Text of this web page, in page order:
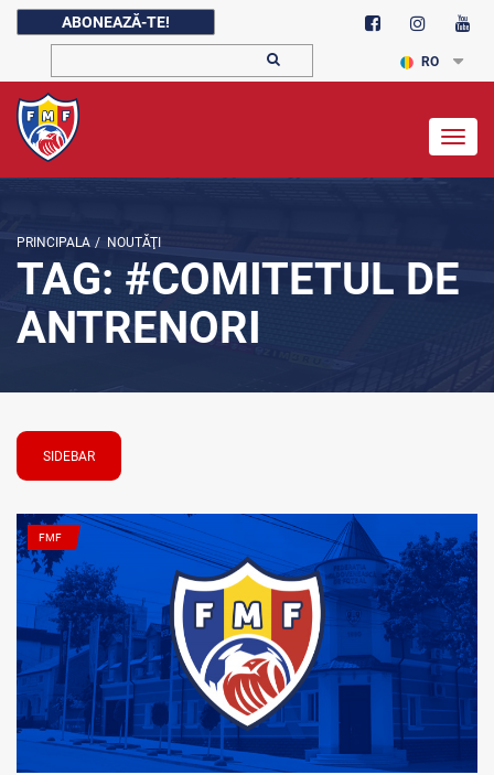
ABONEAZĂ-TE!
RO
PRINCIPALA / NOUTĂŢI
TAG: #COMITETUL DE
ANTRENORI
SIDEBAR
FMF